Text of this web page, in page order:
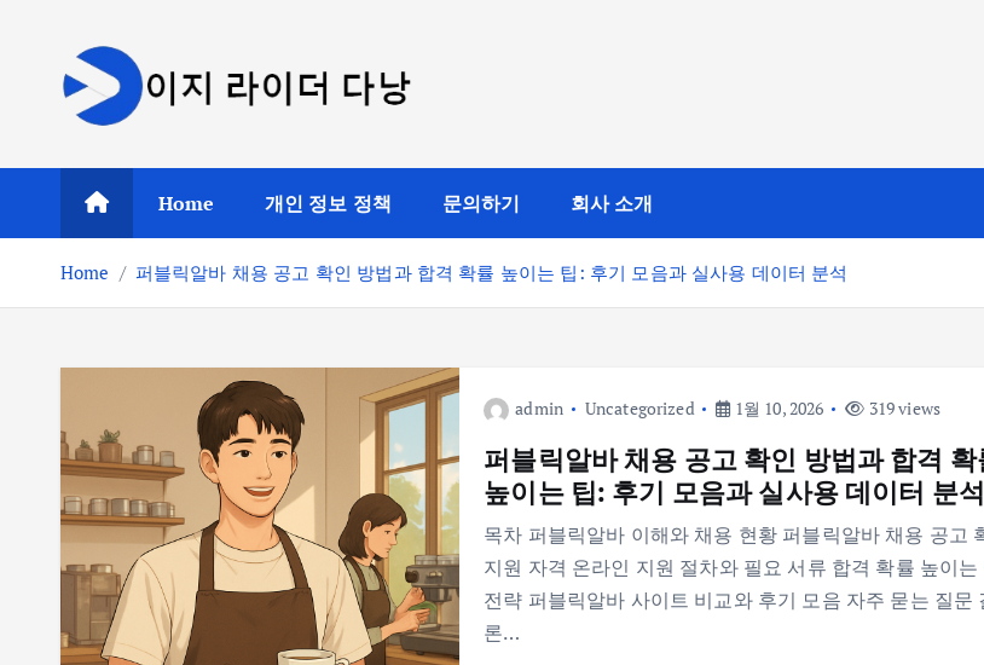
o
t
Home 개인 정보 정책 문의하기 회사 소개
Home 퍼블릭알바 채용 공고 확인 방법과 합격 확률 높이는 팁: 후기 모음과 실사용 데이터 분석
admin Uncategorized 1월 10, 2026 319 views
퍼블릭알바 채용 공고 확인 방법과 합격 확
높이는 팁: 후기 모음과 실사용 데이터 분석
목차 퍼블릭알바 이해와 채용 현황 퍼블릭알바 채용 공고
지원 자격 온라인 지원 절차와 필요 서류 합격 확률 높이는
전략 퍼블릭알바 사이트 비교와 후기 모음 자주 묻는 질문
론…